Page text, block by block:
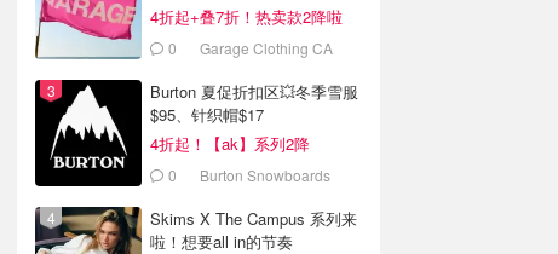
4折起+叠7折！热卖款2降啦
0
Garage Clothing CA
Burton 夏促折扣区💥冬季雪服
$95、针织帽$17
4折起！【ak】系列2降
0
Burton Snowboards
Skims X The Campus 系列来
啦！想要all in的节奏